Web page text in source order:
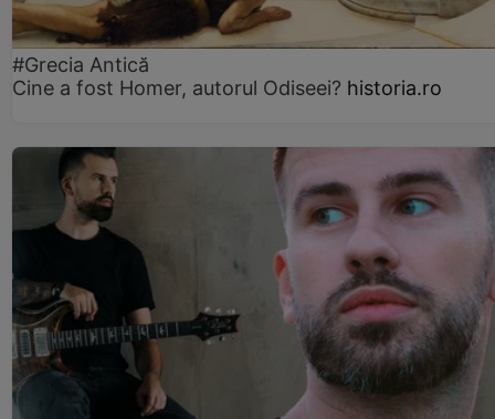
#Grecia Antică
Cine a fost Homer, autorul Odiseei? historia.ro